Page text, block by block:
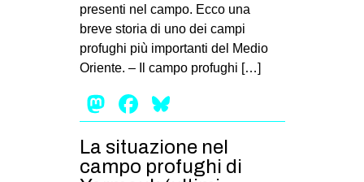
MONDO
EVENTI
Fb
tw
presenti nel campo. Ecco una
breve storia di uno dei campi
profughi più importanti del Medio
Oriente. – Il campo profughi […]
Mastodon
Facebook
La situazione nel
campo profughi di